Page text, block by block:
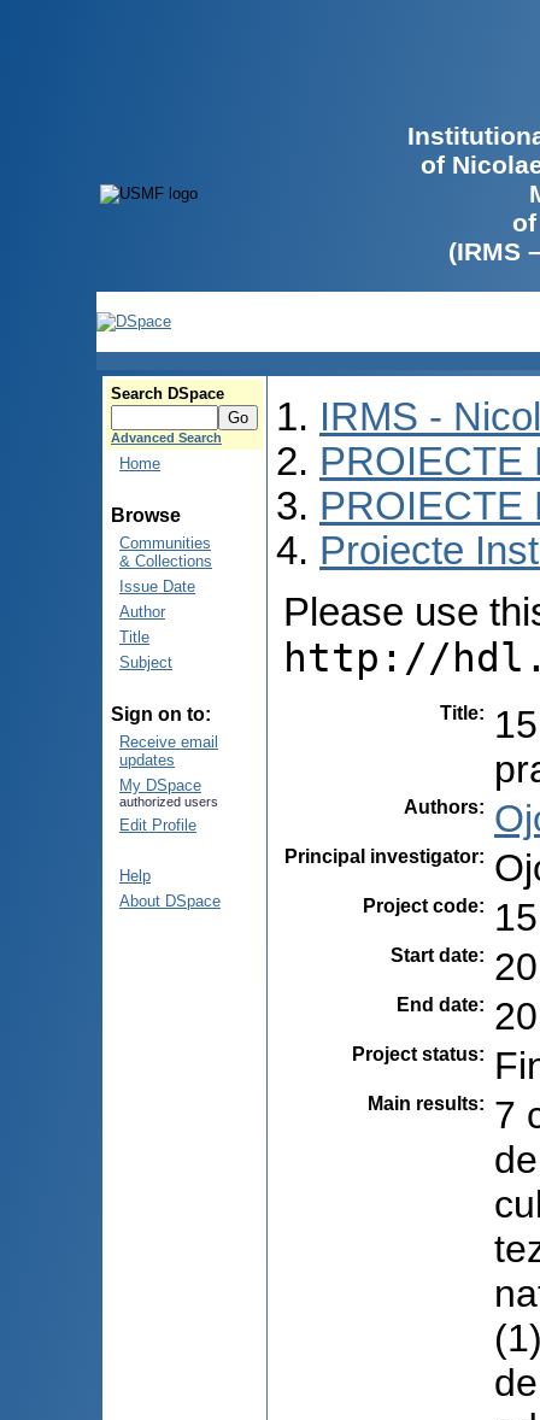
of
(IRMS
Search DSpace
Advanced Search
Home
Browse
Communities
& Collections
Issue Date
Author
Title
Subject
Sign on to:
Receive email
updates
My DSpace
authorized users
Edit Profile
Help
About DSpace
IRMS -
PROIECTE
PROIECTE
Proiecte
Please use
http://
Title:
Authors:
Principal investigator:
Project code:
Start date:
End date:
Project status:
Main results: 7